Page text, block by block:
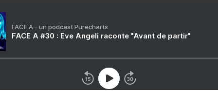
FACE A - un podcast Purecharts
FACE A #30 : Eve Angeli raconte "Avant de partir"